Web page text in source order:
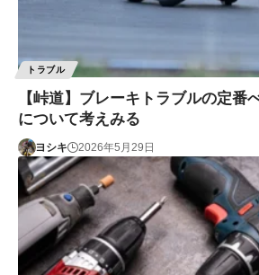
トラブル
【峠道】ブレーキトラブルの定番
について考えみる
ヨシキ 2026年5月29日